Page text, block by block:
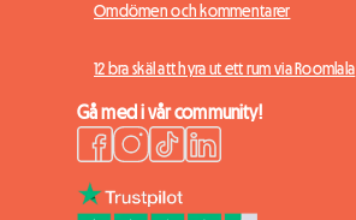
Omdömen och kommentarer
12 bra skäl att hyra ut ett rum via Roomlala
Gå med i vår community!